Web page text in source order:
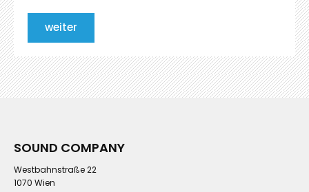
weiter
SOUND COMPANY
Westbahnstraße 22
1070 Wien